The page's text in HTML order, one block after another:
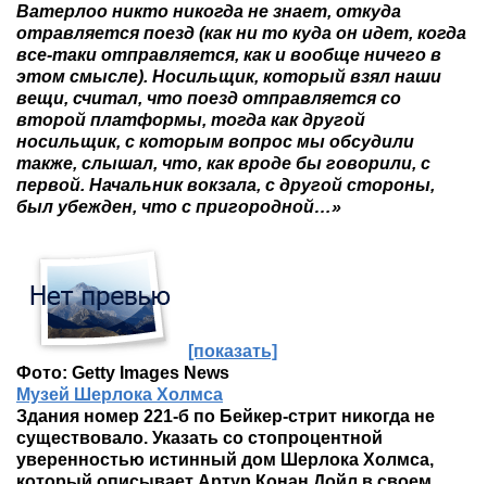
Ватерлоо никто никогда не знает, откуда
отравляется поезд (как ни то куда он идет, когда
все-таки отправляется, как и вообще ничего в
этом смысле). Носильщик, который взял наши
вещи, считал, что поезд отправляется со
второй платформы, тогда как другой
носильщик, с которым вопрос мы обсудили
также, слышал, что, как вроде бы говорили, с
первой. Начальник вокзала, с другой стороны,
был убежден, что с пригородной…»
[показать]
Фото: Getty Images News
Музей Шерлока Холмса
Здания номер 221-б по Бейкер-стрит никогда не
существовало. Указать со стопроцентной
уверенностью истинный дом Шерлока Холмса,